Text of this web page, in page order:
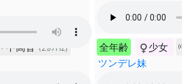
中高音 (297Hz) 全年齢 少女
ツンデレ妹